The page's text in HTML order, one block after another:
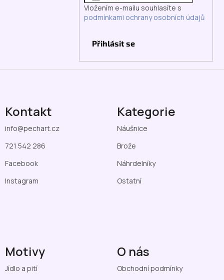
Vložením e-mailu souhlasíte s
podmínkami ochrany osobních údajů
Přihlásit se
Kontakt
info@pechart.cz
721 542 286
Facebook
Instagram
Kategorie
Náušnice
Brože
Náhrdelníky
Ostatní
Motivy
Jídlo a pití
O nás
Obchodní podmínky